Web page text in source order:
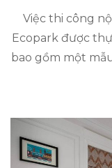
Việc thi công
Ecopark được
bao gồm một